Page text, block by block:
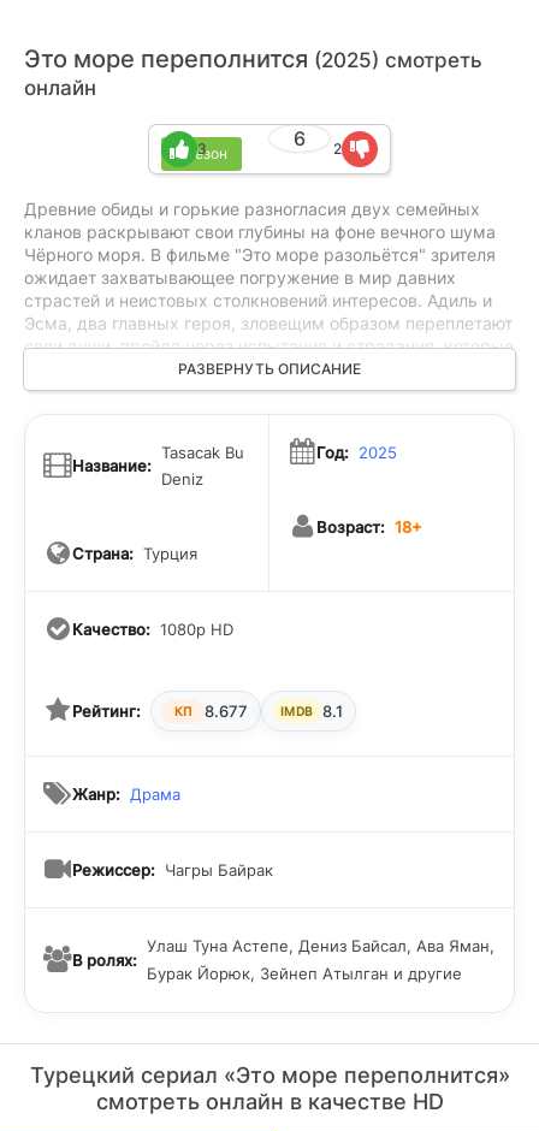
Это море переполнится (2025) смотреть
онлайн
1 сезон
6
3 2
Древние обиды и горькие разногласия двух семейных
кланов раскрывают свои глубины на фоне вечного шума
Чёрного моря. В фильме "Это море разольётся" зрителя
ожидает захватывающее погружение в мир давних
страстей и неистовых столкновений интересов. Адиль и
Эсма, два главных героя, зловещим образом переплетают
свои души, пройдя через испытания и страдания, которые
выделяются среди других по своей тяжести и
драматизму. В сюжете запутанного противостояния
сложные выборы, сталкиваясь с конфликтами ради
самых глубоких жизненных ценностей. Эмоциональная
атмосфера фильма заставляет задуматься над
любовь и справедливость могут быть найдены лишь в
сердце, где прощение и жертвенность живут бок о бок.
РАЗВЕРНУТЬ ОПИСАНИЕ
Название:
Tasacak Bu
Deniz
Страна: Турция
Год: 2025
Возраст: 18+
Качество: 1080p HD
Рейтинг: КП 8.677 IMDB 8.1
Жанр: Драма
Режиссер: Чагры Байрак
В ролях:
Улаш Туна Астепе, Дениз Байсал, Ава Яман,
Бурак Йорюк, Зейнеп Атылган и другие
Турецкий сериал «Это море переполнится»
смотреть онлайн в качестве HD